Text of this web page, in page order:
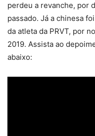
perdeu a revanche, por
passado. Já a chinesa
da atleta da PRVT, por
2019. Assista ao
abaixo: